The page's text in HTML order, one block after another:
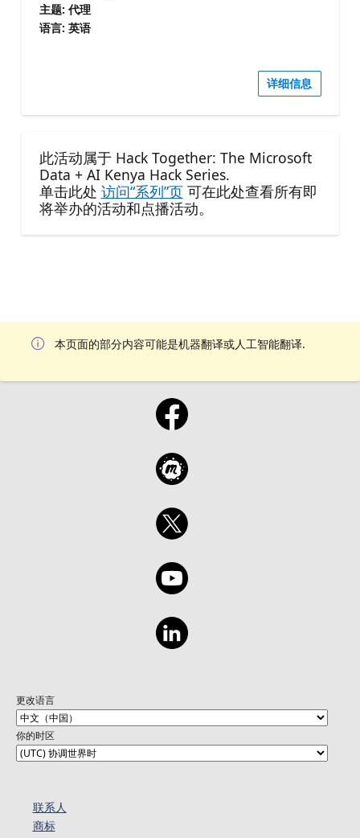
主题: 代理
语言: 英语
详细信息
此活动属于 Hack Together: The Microsoft
Data + AI Kenya Hack Series.
单击此处 访问“系列”页可在此处查看所有即
将举办的活动和点播活动。
本页面的部分内容可能是机器翻译或人工智能翻译.
更改语言
你的时区
联系人
商标